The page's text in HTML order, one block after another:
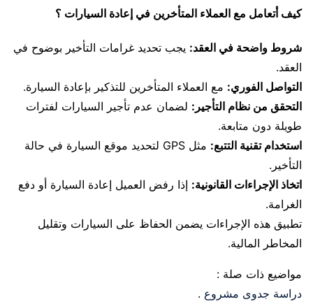
كيف أتعامل مع العملاء المتأخرين في إعادة السيارات ؟
شروط واضحة في العقد: يجب تحديد غرامات التأخير بوضوح في
العقد.
التواصل الفوري: مع العملاء المتأخرين للتذكير بإعادة السيارة.
التحقق من نظام التأجير: لضمان عدم تأجير السيارات لفترات
طويلة دون متابعة.
استخدام تقنية التتبع:
مثل GPS لتحديد موقع السيارة في حالة
التأخير.
اتخاذ الإجراءات القانونية: إذا رفض العميل إعادة السيارة أو دفع
الغرامة.
تطبيق هذه الإجراءات يضمن الحفاظ على السيارات وتقليل
المخاطر المالية.
مواضيع ذات صلة :
دراسة جدوى مشروع .